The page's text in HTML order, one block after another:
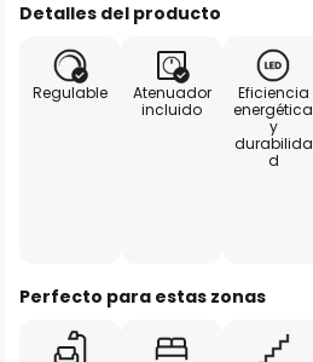
Detalles del producto
Regulable
Atenuador
incluido
Eficiencia
energética
y
durabilida
d
Perfecto para estas zonas